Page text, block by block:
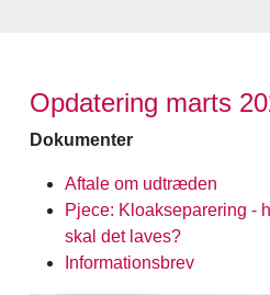
Opdatering marts
Dokumenter
Aftale om udtræden
Pjece: Kloakseparering -
skal det laves?
Informationsbrev